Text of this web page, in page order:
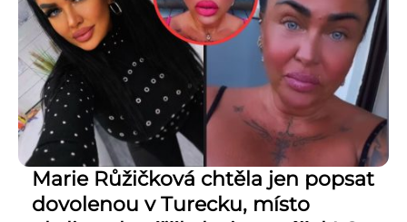
Marie Růžičková chtěla jen popsat
dovolenou v Turecku, místo